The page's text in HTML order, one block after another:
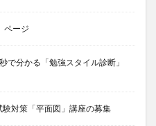
ページ
で分かる「勉強スタイル診断」
対策「平面図」講座の募集